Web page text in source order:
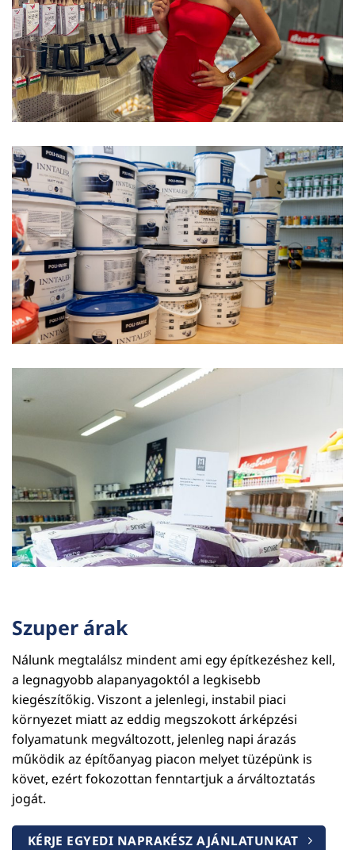
Szuper árak
Nálunk megtalálsz mindent ami egy építkezéshez kell,
a legnagyobb alapanyagoktól a legkisebb
kiegészítőkig. Viszont a jelenlegi, instabil piaci
környezet miatt az eddig megszokott árképzési
folyamatunk megváltozott, jelenleg napi árazás
működik az építőanyag piacon melyet tüzépünk is
követ, ezért fokozottan fenntartjuk a árváltoztatás
jogát.
KÉRJE EGYEDI NAPRAKÉSZ AJÁNLATUNKAT